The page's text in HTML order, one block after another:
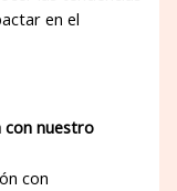
en el
con nuestro
con